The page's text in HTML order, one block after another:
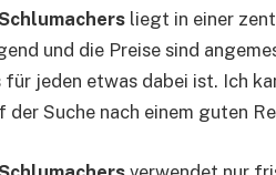
liegt in einer
und die Preise sind
für jeden etwas dabei ist. Ich
der Suche nach einem guten